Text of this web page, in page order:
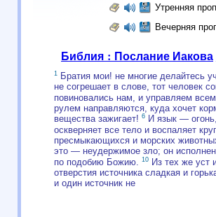
Утренняя
Вечерняя
Библия : Послание Иакова
1 Братия мои! не многие делайтесь
не согрешает в слове, тот человек
повиновались нам, и управляем
рулем направляются, куда хочет
вещества зажигает! 6 И язык —
оскверняет все тело и воспаляет
пресмыкающихся и морских
это — неудержимое зло; он
по подобию Божию.
10 Из тех же уст
отверстия источника сладкая и
и один источник не